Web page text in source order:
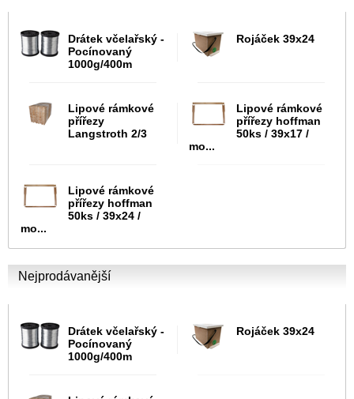
Drátek včelařský -
Pocínovaný
1000g/400m
Rojáček 39x24
Lipové rámkové
přířezy
Langstroth 2/3
Lipové rámkové
přířezy hoffman
50ks / 39x17 /
mo...
Lipové rámkové
přířezy hoffman
50ks / 39x24 /
mo...
Nejprodávanější
Drátek včelařský -
Pocínovaný
1000g/400m
Rojáček 39x24